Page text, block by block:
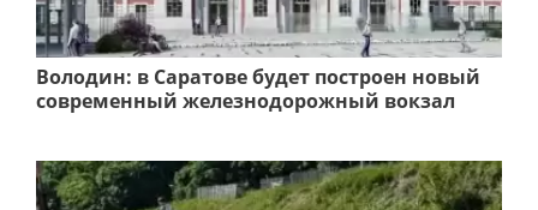
Володин: в Саратове будет построен новый
современный железнодорожный вокзал